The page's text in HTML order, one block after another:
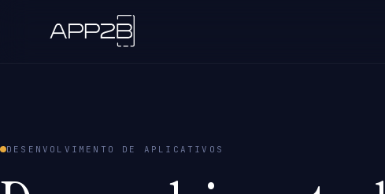
DESENVOLVIMENTO DE APLICATIVOS